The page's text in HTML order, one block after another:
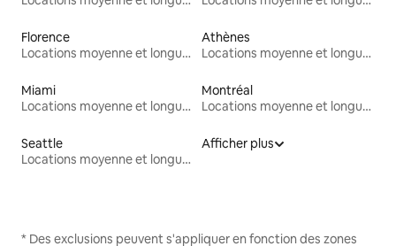
Florence
Locations moyenne et longue durée
Athènes
Locations moyenne et longue durée
Miami
Locations moyenne et longue durée
Montréal
Locations moyenne et longue durée
Seattle
Locations moyenne et longue durée
Afficher plus
* Des exclusions peuvent s'appliquer en fonction des zones